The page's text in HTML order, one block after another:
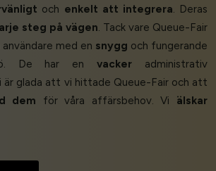
och enkelt att integrera . Deras
steg på vägen . Tack vare Queue-Fair
med en snygg och fungerande
kö. De har envacker administrativ
är glada att vi hittade Queue-Fair och att
dem för våra affärsbehov. Vi älskar